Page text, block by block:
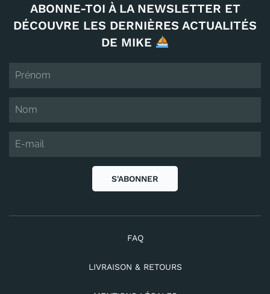
ABONNE-TOI À LA NEWSLETTER ET
DÉCOUVRE LES DERNIÈRES ACTUALITÉS
DE MIKE
S'ABONNER
FAQ
LIVRAISON & RETOURS